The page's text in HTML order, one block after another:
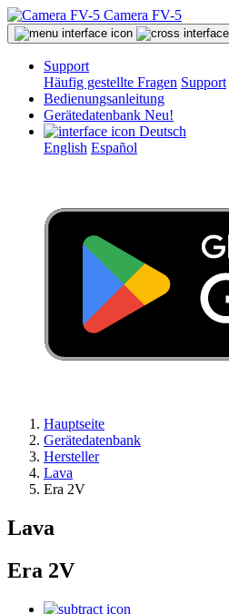
Camera FV-5
Support
Häufig gestellte Fragen Support
Bedienungsanleitung
Gerätedatenbank Neu!
Deutsch
English Español
Hauptseite
Gerätedatenbank
Hersteller
Lava
Era 2V
Lava
Era 2V